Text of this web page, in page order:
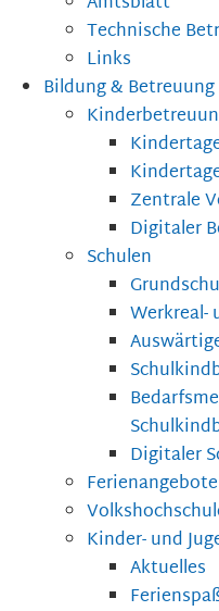
Technische
Links
Bildung & Betreuung
Zentrale
Digitaler
Schulen
Werkreal-
Digitaler
Ferienangebote
Kinder- und
Aktuelles